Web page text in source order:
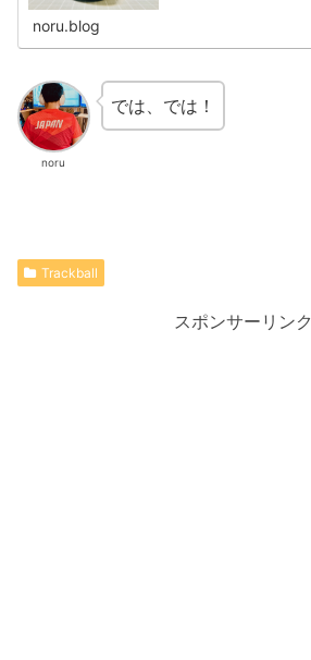
noru.blog
noru
では、では！
Trackball
スポンサーリンク